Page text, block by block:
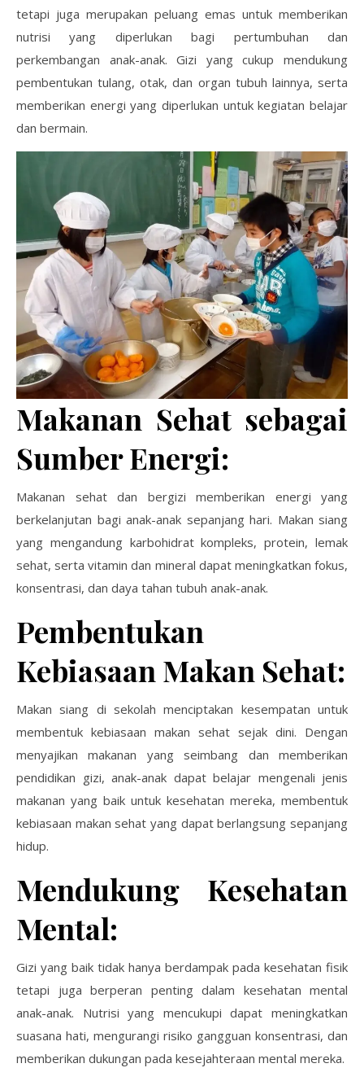
tetapi juga merupakan peluang emas untuk memberikan
nutrisi yang diperlukan bagi pertumbuhan dan
perkembangan anak-anak. Gizi yang cukup mendukung
pembentukan tulang, otak, dan organ tubuh lainnya, serta
memberikan energi yang diperlukan untuk kegiatan belajar
dan bermain.
Makanan Sehat sebagai
Sumber Energi:
Makanan sehat dan bergizi memberikan energi yang
berkelanjutan bagi anak-anak sepanjang hari. Makan siang
yang mengandung karbohidrat kompleks, protein, lemak
sehat, serta vitamin dan mineral dapat meningkatkan fokus,
konsentrasi, dan daya tahan tubuh anak-anak.
Pembentukan
Kebiasaan Makan Sehat:
Makan siang di sekolah menciptakan kesempatan untuk
membentuk kebiasaan makan sehat sejak dini. Dengan
menyajikan makanan yang seimbang dan memberikan
pendidikan gizi, anak-anak dapat belajar mengenali jenis
makanan yang baik untuk kesehatan mereka, membentuk
kebiasaan makan sehat yang dapat berlangsung sepanjang
hidup.
Mendukung Kesehatan
Mental:
Gizi yang baik tidak hanya berdampak pada kesehatan fisik
tetapi juga berperan penting dalam kesehatan mental
anak-anak. Nutrisi yang mencukupi dapat meningkatkan
suasana hati, mengurangi risiko gangguan konsentrasi, dan
memberikan dukungan pada kesejahteraan mental mereka.